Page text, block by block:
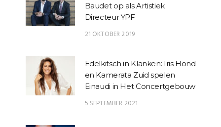
Baudet op als Artistiek
Directeur YPF
21 OKTOBER 2019
Edelkitsch in Klanken: Iris Hond
en Kamerata Zuid spelen
Einaudi in Het Concertgebouw
5 SEPTEMBER 2021